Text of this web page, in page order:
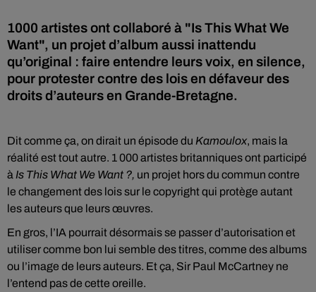
1000 artistes ont collaboré à "Is This What We
Want", un projet d’album aussi inattendu
qu’original : faire entendre leurs voix, en silence,
pour protester contre des lois en défaveur des
droits d’auteurs en Grande-Bretagne.
Dit comme ça, on dirait un épisode du Kamoulox, mais la
réalité est tout autre. 1 000 artistes britanniques ont participé
à Is This What We Want ?, un projet hors du commun contre
le changement des lois sur le copyright qui protège autant
les auteurs que leurs œuvres.
En gros, l’IA pourrait désormais se passer d’autorisation et
utiliser comme bon lui semble des titres, comme des albums
ou l’image de leurs auteurs. Et ça, Sir Paul McCartney ne
l’entend pas de cette oreille.